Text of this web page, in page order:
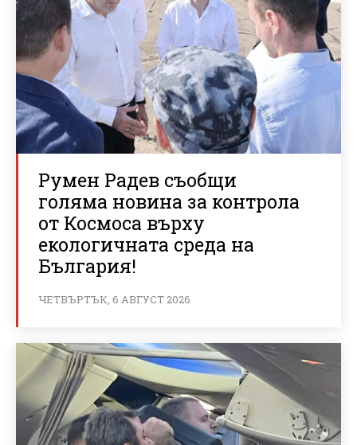
Румен Радев съобщи
голяма новина за контрола
от Космоса върху
екологичната среда на
България!
ЧЕТВЪРТЪК, 6 АВГУСТ 2026